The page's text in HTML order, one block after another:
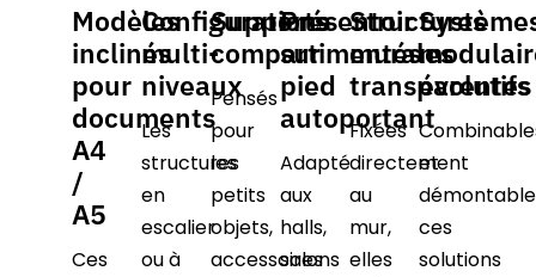
Modèles
inclinés
pour
documents
A4
/
A5
Ces
Configurations
multi-
niveaux
Les
structures
en
escalier
ou à
Supports
compartimentés
Pensés
pour
les
petits
objets,
accessoires
Présentoir
sur
pied
autoportant
Adapté
aux
halls,
salons
Structures
murales
transparentes
Fixées
directement
au
mur,
elles
évolutifs
et
ces
solutions